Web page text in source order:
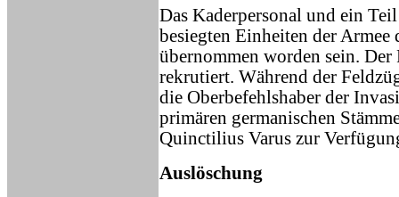
Das Kaderpersonal und ein
besiegten Einheiten der Armee
übernommen worden sein.
rekrutiert. Während der
die Oberbefehlshaber der
primären germanischen
Quinctilius Varus zur
Auslöschung